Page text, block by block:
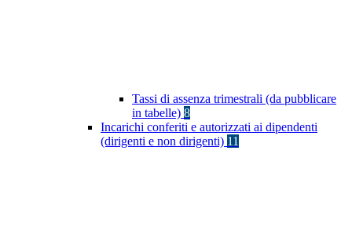
Tassi di assenza trimestrali (da pubblicare
in tabelle) 8
Incarichi conferiti e autorizzati ai dipendenti
(dirigenti e non dirigenti) 11